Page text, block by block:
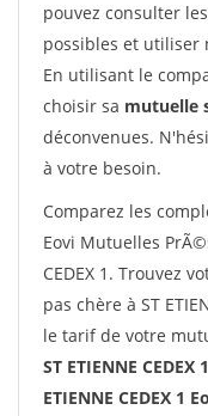
pouvez consulter
possibles et utiliser
En utilisant le
choisir sa mutuelle
déconvenues.
à votre besoin.
Comparez les
Eovi Mutuelles
CEDEX 1. Trouvez
pas chère à ST
le tarif de votre
ST ETIENNE CEDEX 1
ETIENNE CEDEX 1